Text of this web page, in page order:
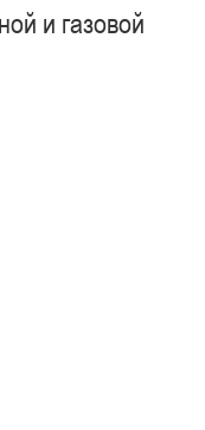
и газовой